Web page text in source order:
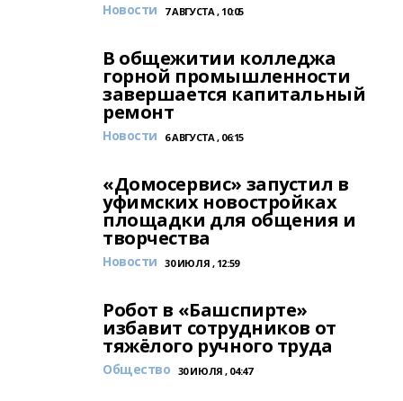
Новости 7 АВГУСТА , 10:05
В общежитии колледжа
горной промышленности
завершается капитальный
ремонт
Новости 6 АВГУСТА , 06:15
«Домосервис» запустил в
уфимских новостройках
площадки для общения и
творчества
Новости 30 ИЮЛЯ , 12:59
Робот в «Башспирте»
избавит сотрудников от
тяжёлого ручного труда
Общество 30 ИЮЛЯ , 04:47